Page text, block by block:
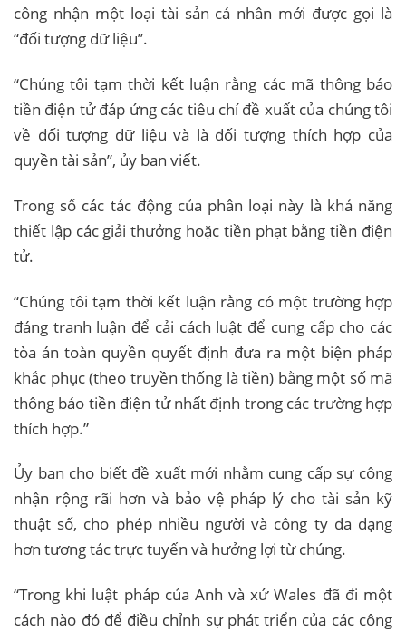
công nhận một loại tài sản cá nhân mới được gọi là
“đối tượng dữ liệu”.
“Chúng tôi tạm thời kết luận rằng các mã thông báo
tiền điện tử đáp ứng các tiêu chí đề xuất của chúng tôi
về đối tượng dữ liệu và là đối tượng thích hợp của
quyền tài sản”, ủy ban viết.
Trong số các tác động của phân loại này là khả năng
thiết lập các giải thưởng hoặc tiền phạt bằng tiền điện
tử.
“Chúng tôi tạm thời kết luận rằng có một trường hợp
đáng tranh luận để cải cách luật để cung cấp cho các
tòa án toàn quyền quyết định đưa ra một biện pháp
khắc phục (theo truyền thống là tiền) bằng một số mã
thông báo tiền điện tử nhất định trong các trường hợp
thích hợp.”
Ủy ban cho biết đề xuất mới nhằm cung cấp sự công
nhận rộng rãi hơn và bảo vệ pháp lý cho tài sản kỹ
thuật số, cho phép nhiều người và công ty đa dạng
hơn tương tác trực tuyến và hưởng lợi từ chúng.
“Trong khi luật pháp của Anh và xứ Wales đã đi một
cách nào đó để điều chỉnh sự phát triển của các công